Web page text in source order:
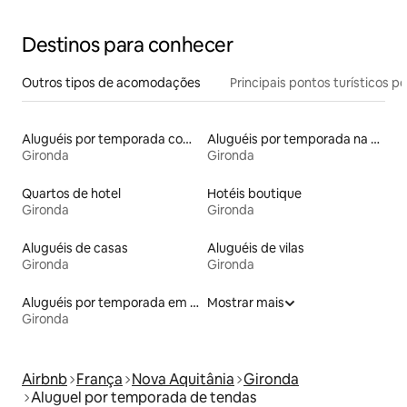
Destinos para conhecer
Outros tipos de acomodações Principais pontos turísticos
Aluguéis por temporada com acesso à praia
Gironda
Aluguéis por temporada na orla
Gironda
Quartos de hotel
Gironda
Hotéis boutique
Gironda
Aluguéis de casas
Gironda
Aluguéis de vilas
Gironda
Aluguéis por temporada em hotéis-fazenda
Gironda
Mostrar mais
Airbnb França Nova Aquitânia Gironda
Aluguel por temporada de tendas